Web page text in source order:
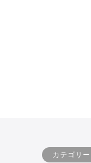
カテゴリー